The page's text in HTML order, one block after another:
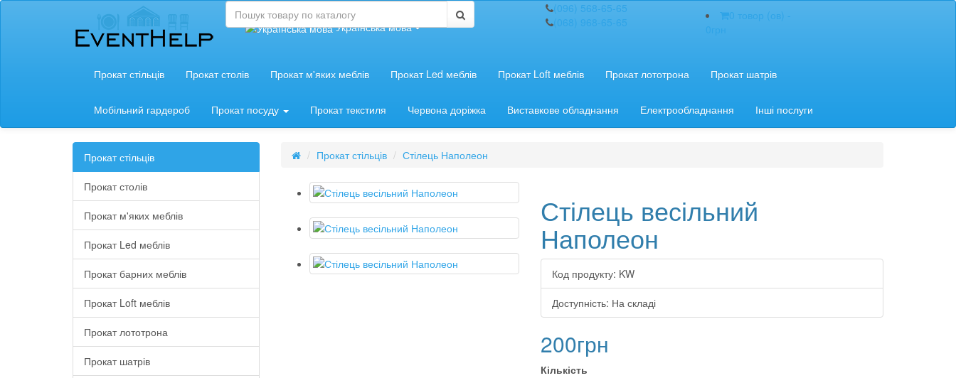
Українська мова
(096) 568-65-65
(068) 968-65-65
0 товор (ов) -
0грн
Прокат стільців Прокат столів Прокат м'яких меблів Прокат Led меблів Прокат Loft меблів Прокат лототрона Прокат шатрів
Мобільний гардероб Прокат посуду Прокат текстиля Червона доріжка Виставкове обладнання Електрообладнання Інші послуги
Прокат стільців
Прокат столів
Прокат м'яких меблів
Прокат Led меблів
Прокат барних меблів
Прокат Loft меблів
Прокат лототрона
Прокат шатрів
Прокат стільців Стілець Наполеон
Стілець весільний
Наполеон
Код продукту: KW
Доступність: На складі
200грн
Кількість